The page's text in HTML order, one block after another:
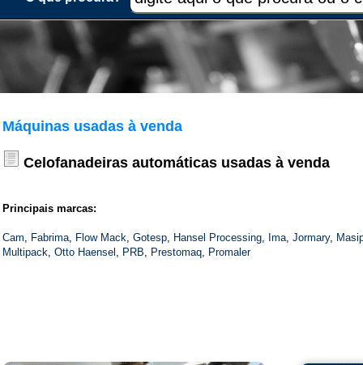
Máquinas usadas à venda
Celofanadeiras automáticas usadas à venda
Principais marcas:
Cam, Fabrima, Flow Mack, Gotesp, Hansel Processing, Ima, Jormary,
Multipack, Otto Haensel , PRB, Prestomaq, Promaler